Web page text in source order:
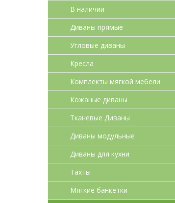
В наличии
Диваны прямые
Угловые диваны
Кресла
Комплекты мягкой мебели
Кожаные диваны
Тканевые Диваны
Диваны модульные
Диваны для кухни
Тахты
Мягкие банкетки